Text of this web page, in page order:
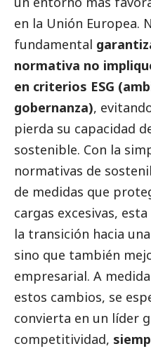
en la Unión Europea.
fundamental
normativa no
en criterios ESG
gobernanza),
pierda su capacidad
sostenible. Con la
normativas de
de medidas que
cargas excesivas,
la transición hacia
sino que también
empresarial. A
estos cambios, se
convierta en un líder
competitividad,